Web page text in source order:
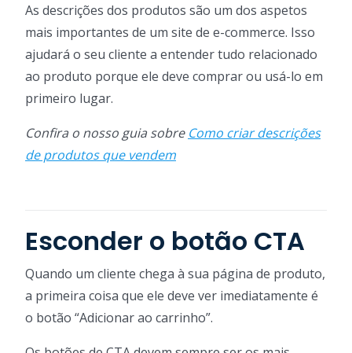
As descrições dos produtos são um dos aspetos
mais importantes de um site de e-commerce. Isso
ajudará o seu cliente a entender tudo relacionado
ao produto porque ele deve comprar ou usá-lo em
primeiro lugar.
Confira o nosso guia sobre Como criar descrições
de produtos que vendem
Esconder o botão CTA
Quando um cliente chega à sua página de produto,
a primeira coisa que ele deve ver imediatamente é
o botão “Adicionar ao carrinho”.